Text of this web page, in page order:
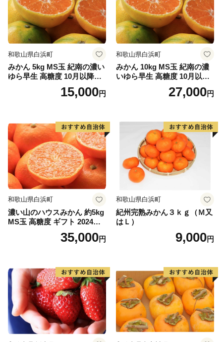
和歌山県白浜町
みかん 5kg MS玉 紀南の濃い
ゆら早生 高糖度 10月以降発
送 マルチ被覆栽培15,000円
和歌山県白浜町
みかん 10kg MS玉 紀南の濃
いゆら早生 高糖度 10月以降
発送 マルチ被覆栽培27,000円
和歌山県白浜町
濃い山のハウスみかん 約5kg
MS玉 高糖度 ギフト 2024年7
35,000円
和歌山県白浜町
紀州完熟みかん３ｋｇ（Ｍ又
はＬ）
9,000円